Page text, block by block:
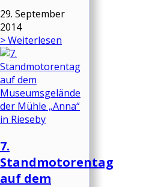
29. September
2014
> Weiterlesen
7.
Standmotorentag
auf dem